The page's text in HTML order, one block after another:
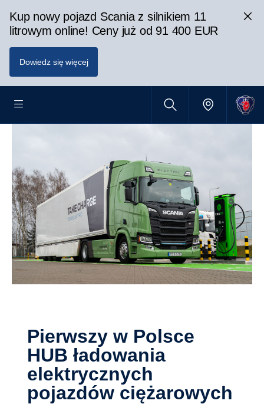
Kup nowy pojazd Scania z silnikiem 11
litrowym online! Ceny już od 91 400 EUR
Dowiedz się więcej
Pierwszy w Polsce
HUB ładowania
elektrycznych
pojazdów ciężarowych